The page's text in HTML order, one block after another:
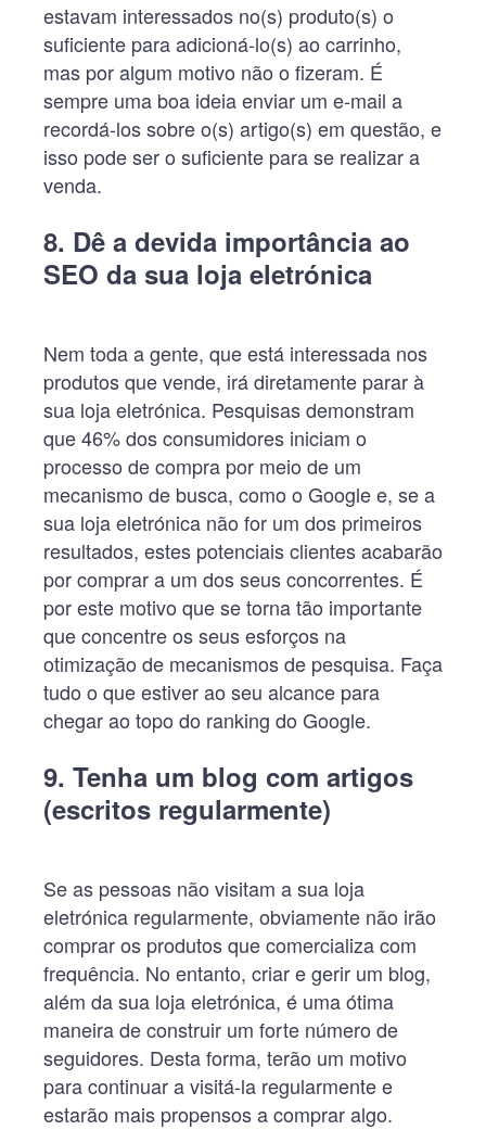
estavam interessados no(s) produto(s) o
suficiente para adicioná-lo(s) ao carrinho,
mas por algum motivo não o fizeram. É
sempre uma boa ideia enviar um e-mail a
recordá-los sobre o(s) artigo(s) em questão, e
isso pode ser o suficiente para se realizar a
venda.
8. Dê a devida importância ao
SEO da sua loja eletrónica
Nem toda a gente, que está interessada nos
produtos que vende, irá diretamente parar à
sua loja eletrónica. Pesquisas demonstram
que 46% dos consumidores iniciam o
processo de compra por meio de um
mecanismo de busca, como o Google e, se a
sua loja eletrónica não for um dos primeiros
resultados, estes potenciais clientes acabarão
por comprar a um dos seus concorrentes. É
por este motivo que se torna tão importante
que concentre os seus esforços na
otimização de mecanismos de pesquisa. Faça
tudo o que estiver ao seu alcance para
chegar ao topo do ranking do Google.
9. Tenha um blog com artigos
(escritos regularmente)
Se as pessoas não visitam a sua loja
eletrónica regularmente, obviamente não irão
comprar os produtos que comercializa com
frequência. No entanto, criar e gerir um blog,
além da sua loja eletrónica, é uma ótima
maneira de construir um forte número de
seguidores. Desta forma, terão um motivo
para continuar a visitá-la regularmente e
estarão mais propensos a comprar algo.